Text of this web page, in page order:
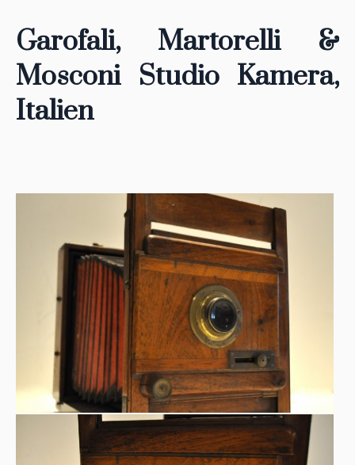
Garofali, Martorelli &
Mosconi Studio Kamera,
Italien